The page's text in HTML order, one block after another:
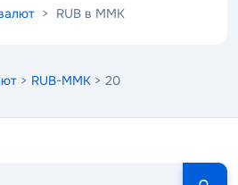
> RUB в MMK
> RUB-MMK > 20